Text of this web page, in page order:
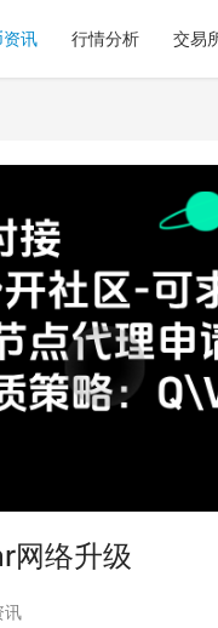
资讯 行情分析 交易
网络升级
讯